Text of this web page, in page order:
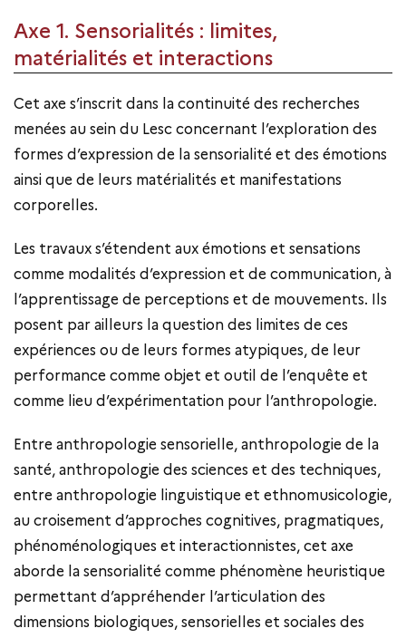
Axe 1. Sensorialités : limites,
matérialités et interactions
Cet axe s’inscrit dans la continuité des recherches
menées au sein du Lesc concernant l’exploration des
formes d’expression de la sensorialité et des émotions
ainsi que de leurs matérialités et manifestations
corporelles.
Les travaux s’étendent aux émotions et sensations
comme modalités d’expression et de communication, à
l’apprentissage de perceptions et de mouvements. Ils
posent par ailleurs la question des limites de ces
expériences ou de leurs formes atypiques, de leur
performance comme objet et outil de l’enquête et
comme lieu d’expérimentation pour l’anthropologie.
Entre anthropologie sensorielle, anthropologie de la
santé, anthropologie des sciences et des techniques,
entre anthropologie linguistique et ethnomusicologie,
au croisement d’approches cognitives, pragmatiques,
phénoménologiques et interactionnistes, cet axe
aborde la sensorialité comme phénomène heuristique
permettant d’appréhender l’articulation des
dimensions biologiques, sensorielles et sociales des